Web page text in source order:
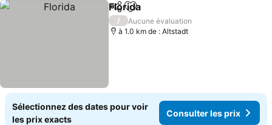
PartagerAjouter à mes favoris
Florida
/
Aucune évaluation
à 1.0 km de : Altstadt
Sélectionnez des dates pour voir
les prix exacts
Consulter les prix